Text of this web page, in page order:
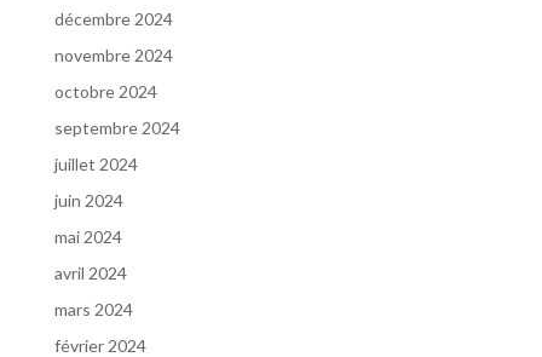
décembre 2024
novembre 2024
octobre 2024
septembre 2024
juillet 2024
juin 2024
mai 2024
avril 2024
mars 2024
février 2024